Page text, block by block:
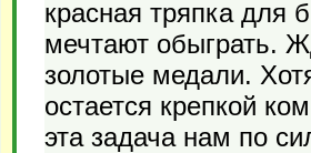
красная тряпка для
мечтают обыграть.
золотые медали.
остается крепкой
эта задача нам по